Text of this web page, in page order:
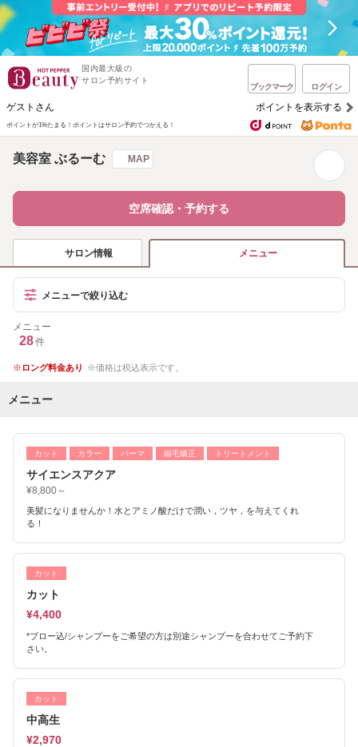
国内最大級の
サロン予約サイト
ブックマーク ログイン
ゲストさん ポイントを表示する
ポイントが1%たまる！ ポイントはサロン予約でつかえる！
美容室 ぶるーむ MAP
空席確認・予約する
サロン情報 メニュー
メニューで絞り込む
メニュー
28件
ロング料金あり 価格は税込表示です。
メニュー
カット カラー パーマ 縮毛矯正 トリートメント
サイエンスアクア
¥8,800～
美髪になりませんか！水とアミノ酸だけで潤い，ツヤ，を与えてくれ
る！
カット
カット
¥4,400
*ブロー込/シャンプーをご希望の方は別途シャンプーを合わせてご予約下
さい。
カット
中高生
¥2,970